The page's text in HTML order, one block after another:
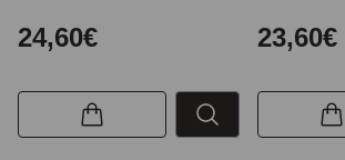
24,60€ 23,60€